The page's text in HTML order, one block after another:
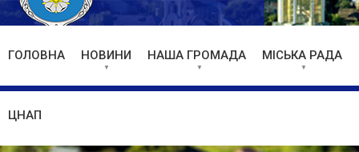
ГОЛОВНА НОВИНИ НАША ГРОМАДА МІСЬКА РАДА
ЦНАП